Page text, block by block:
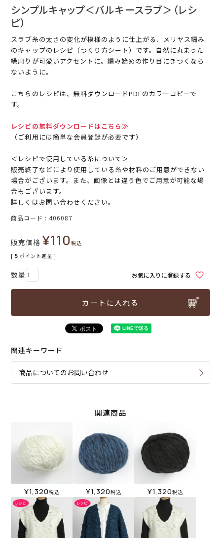
シンプルキャップ＜バルキースラブ＞（レシ
ピ）
スラブ糸の太さの変化が模様のように仕上がる、メリヤス編み
のキャップのレシピ（つくり方シート）です。自然に丸まった
縁周りが可愛いアクセントに。編み始めの作り目にきつくなら
ないように。
こちらのレシピは、無料ダウンロードPDFのカラーコピーで
す。
レシピの無料ダウンロードはこちら≫
（ご利用には簡単な会員登録が必要です）
＜レシピで使用している糸について＞
販売終了などにより使用している糸や材料のご用意ができない
場合がございます。また、画像とは違う色でご用意が可能な場
合もございます。
詳しくはお問い合わせください。
商品コード 406087
販売価格 ¥110税込
[ 5 ポイント進呈 ]
お気に入りに登録する
カートに入れる
関連キーワード
商品についてのお問い合わせ
関連商品
¥1,320税込 ¥1,320税込 ¥1,320税込